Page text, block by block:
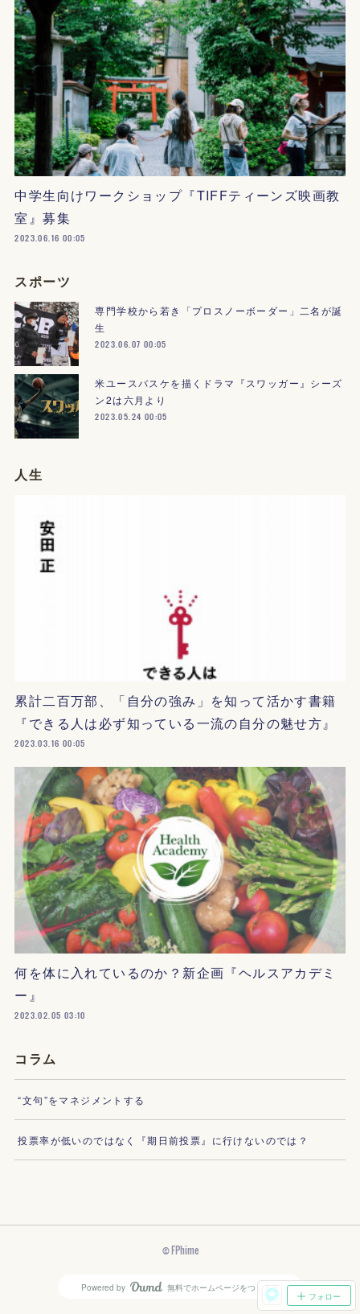
中学生向けワークショップ『TIFFティーンズ映画教
室』募集
2023.06.16 00:05
スポーツ
専門学校から若き「プロスノーボーダー」二名が誕
生
2023.06.07 00:05
米ユースバスケを描くドラマ『スワッガー』シーズ
ン2は六月より
2023.05.24 00:05
人生
累計二百万部、「自分の強み」を知って活かす書籍
『できる人は必ず知っている一流の自分の魅せ方』
2023.03.16 00:05
何を体に入れているのか？新企画『ヘルスアカデミ
ー』
2023.02.05 03:10
コラム
“文句”をマネジメントする
投票率が低いのではなく『期日前投票』に行けないのでは？
フォロー
© FPhime
Powered by AmebaOwnd
無料でホームページをつくろう